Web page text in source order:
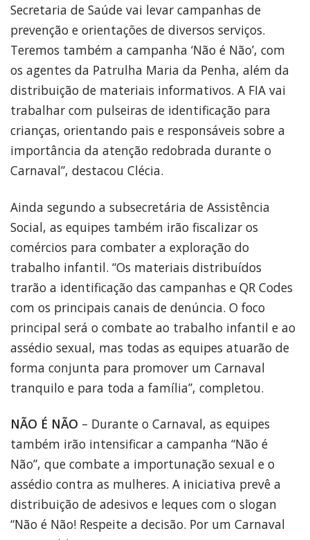
Secretaria de Saúde vai levar campanhas de
prevenção e orientações de diversos serviços.
Teremos também a campanha ‘Não é Não’, com
os agentes da Patrulha Maria da Penha, além da
distribuição de materiais informativos. A FIA vai
trabalhar com pulseiras de identificação para
crianças, orientando pais e responsáveis sobre a
importância da atenção redobrada durante o
Carnaval”, destacou Clécia.
Ainda segundo a subsecretária de Assistência
Social, as equipes também irão fiscalizar os
comércios para combater a exploração do
trabalho infantil. “Os materiais distribuídos
trarão a identificação das campanhas e QR Codes
com os principais canais de denúncia. O foco
principal será o combate ao trabalho infantil e ao
assédio sexual, mas todas as equipes atuarão de
forma conjunta para promover um Carnaval
tranquilo e para toda a família”, completou.
NÃO É NÃO – Durante o Carnaval, as equipes
também irão intensificar a campanha “Não é
Não”, que combate a importunação sexual e o
assédio contra as mulheres. A iniciativa prevê a
distribuição de adesivos e leques com o slogan
“Não é Não! Respeite a decisão. Por um Carnaval